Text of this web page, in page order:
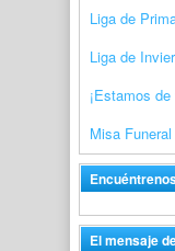
Liga de
Liga de
¡Estamos
Misa
El mensaje